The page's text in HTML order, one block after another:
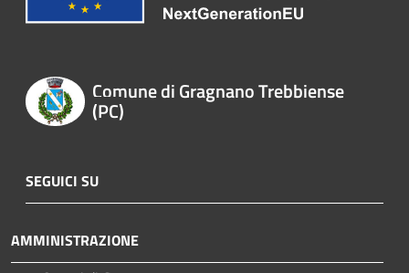
Comune di Gragnano Trebbiense
(PC)
SEGUICI SU
AMMINISTRAZIONE